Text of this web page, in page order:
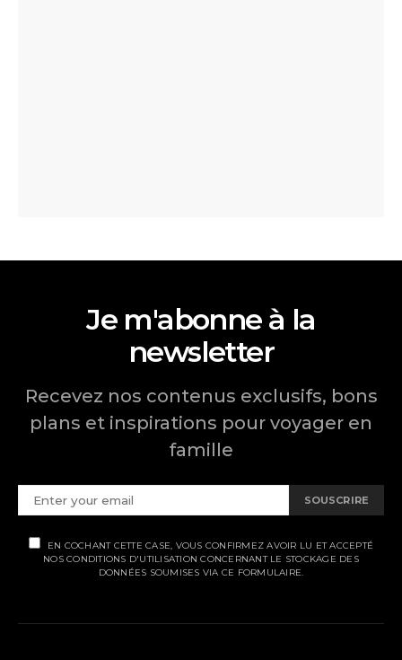
Je m'abonne à la
newsletter
Recevez nos contenus exclusifs, bons
plans et inspirations pour voyager en
famille
SOUSCRIRE
EN COCHANT CETTE CASE, VOUS CONFIRMEZ AVOIR LU ET ACCEPTÉ
NOS CONDITIONS D'UTILISATION CONCERNANT LE STOCKAGE DES
DONNÉES SOUMISES VIA CE FORMULAIRE.